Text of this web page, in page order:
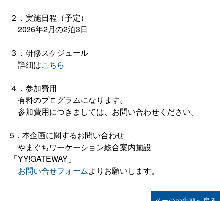
２．実施日程（予定）
2026年2月の2泊3日
３．研修スケジュール
詳細はこちら
４．参加費用
有料のプログラムになります。
参加費用につきましては、お問い合わせください。
5．本企画に関するお問い合わせ
やまぐちワーケーション総合案内施設
「YY!GATEWAY」
お問い合せフォームよりお願いします。